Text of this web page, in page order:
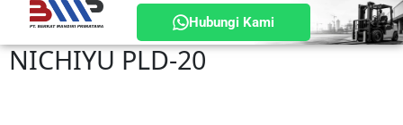
Hubungi Kami
NICHIYU PLD-20